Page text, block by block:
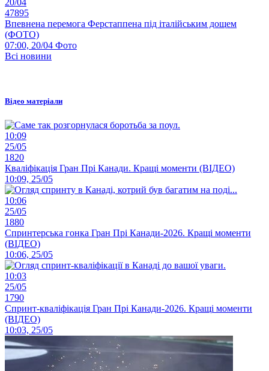
20/04
47895
Впевнена перемога Ферстаппена під італійським дощем
(ФОТО)
07:00, 20/04 Фото
Всі новини
Відео матеріали
10:09
25/05
1820
Кваліфікація Гран Прі Канади. Кращі моменти (ВІДЕО)
10:09, 25/05
10:06
25/05
1880
Спринтерська гонка Гран Прі Канади-2026. Кращі моменти
(ВІДЕО)
10:06, 25/05
10:03
25/05
1790
Спринт-кваліфікація Гран Прі Канади-2026. Кращі моменти
(ВІДЕО)
10:03, 25/05